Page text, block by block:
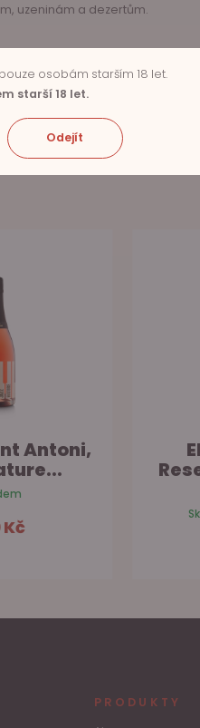
uzeninám a dezertům.
Antoni,
PRODUKTY
osobám starším 18 let.
starší 18 let.
Odejít